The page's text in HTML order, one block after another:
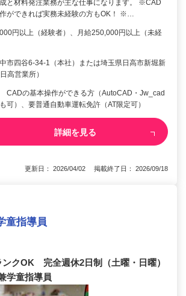
と材料発注業務が主な仕事になります。 ※CAD
ができれば実務未経験の方もOK！ ※…
円以上（経験者）、月給250,000円以上（未経
市四谷6-34-1（本社）または埼玉県日高市新堀新
高営業所）
CADの基本操作ができる方（AutoCAD・Jw_cad
可）、要普通自動車運転免許（AT限定可）
詳細を見る
更新日： 2026/04/02 掲載終了日： 2026/09/18
童指導員
クOK 完全週休2日制（土曜・日曜）
学童指導員